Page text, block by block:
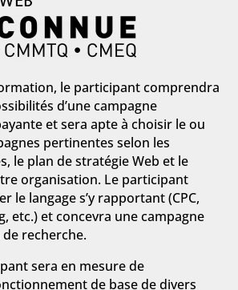
le participant comprendra
d’une campagne
et sera apte à choisir le ou
pertinentes selon les
le plan de stratégie Web et le
organisation. Le participant
le langage s’y rapportant (CPC,
etc.) et concevra une campagne
recherche.
sera en mesure de
de base de divers